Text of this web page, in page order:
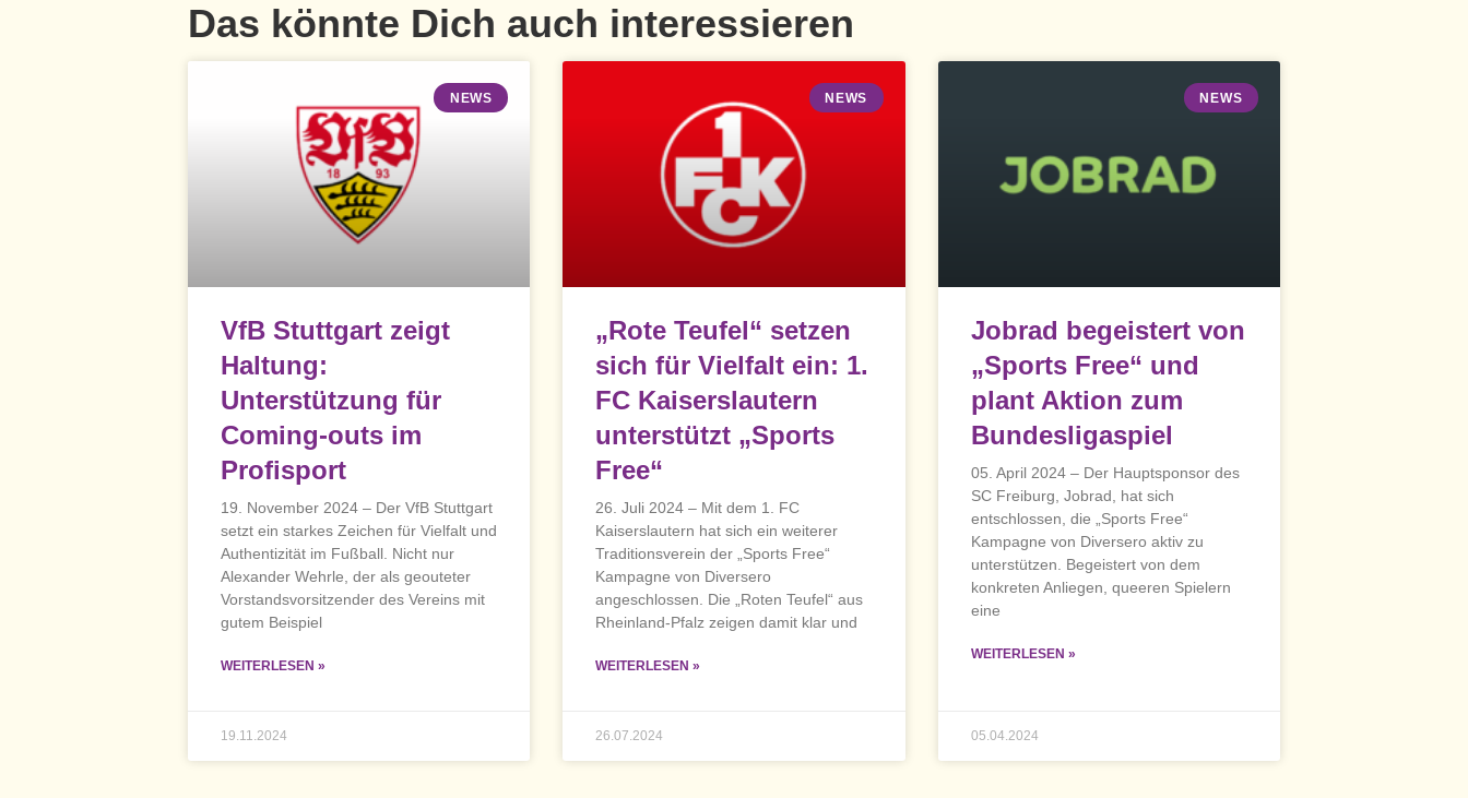
Das könnte Dich auch interessieren
NEWS
VfB Stuttgart zeigt
Haltung:
Unterstützung für
Coming-outs im
Profisport
19. November 2024 – Der VfB Stuttgart
setzt ein starkes Zeichen für Vielfalt und
Authentizität im Fußball. Nicht nur
Alexander Wehrle, der als geouteter
Vorstandsvorsitzender des Vereins mit
gutem Beispiel
WEITERLESEN »
19.11.2024
NEWS
„Rote Teufel“ setzen
sich für Vielfalt ein: 1.
FC Kaiserslautern
unterstützt „Sports
Free“
26. Juli 2024 – Mit dem 1. FC
Kaiserslautern hat sich ein weiterer
Traditionsverein der „Sports Free“
Kampagne von Diversero
angeschlossen. Die „Roten Teufel“ aus
Rheinland-Pfalz zeigen damit klar und
WEITERLESEN »
26.07.2024
NEWS
Jobrad begeistert von
„Sports Free“ und
plant Aktion zum
Bundesligaspiel
05. April 2024 – Der Hauptsponsor des
SC Freiburg, Jobrad, hat sich
entschlossen, die „Sports Free“
Kampagne von Diversero aktiv zu
unterstützen. Begeistert von dem
konkreten Anliegen, queeren Spielern
eine
WEITERLESEN »
05.04.2024